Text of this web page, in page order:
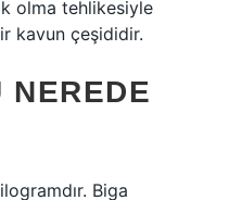
olma tehlikesiyle
kavun çeşididir.
NEREDE
Biga